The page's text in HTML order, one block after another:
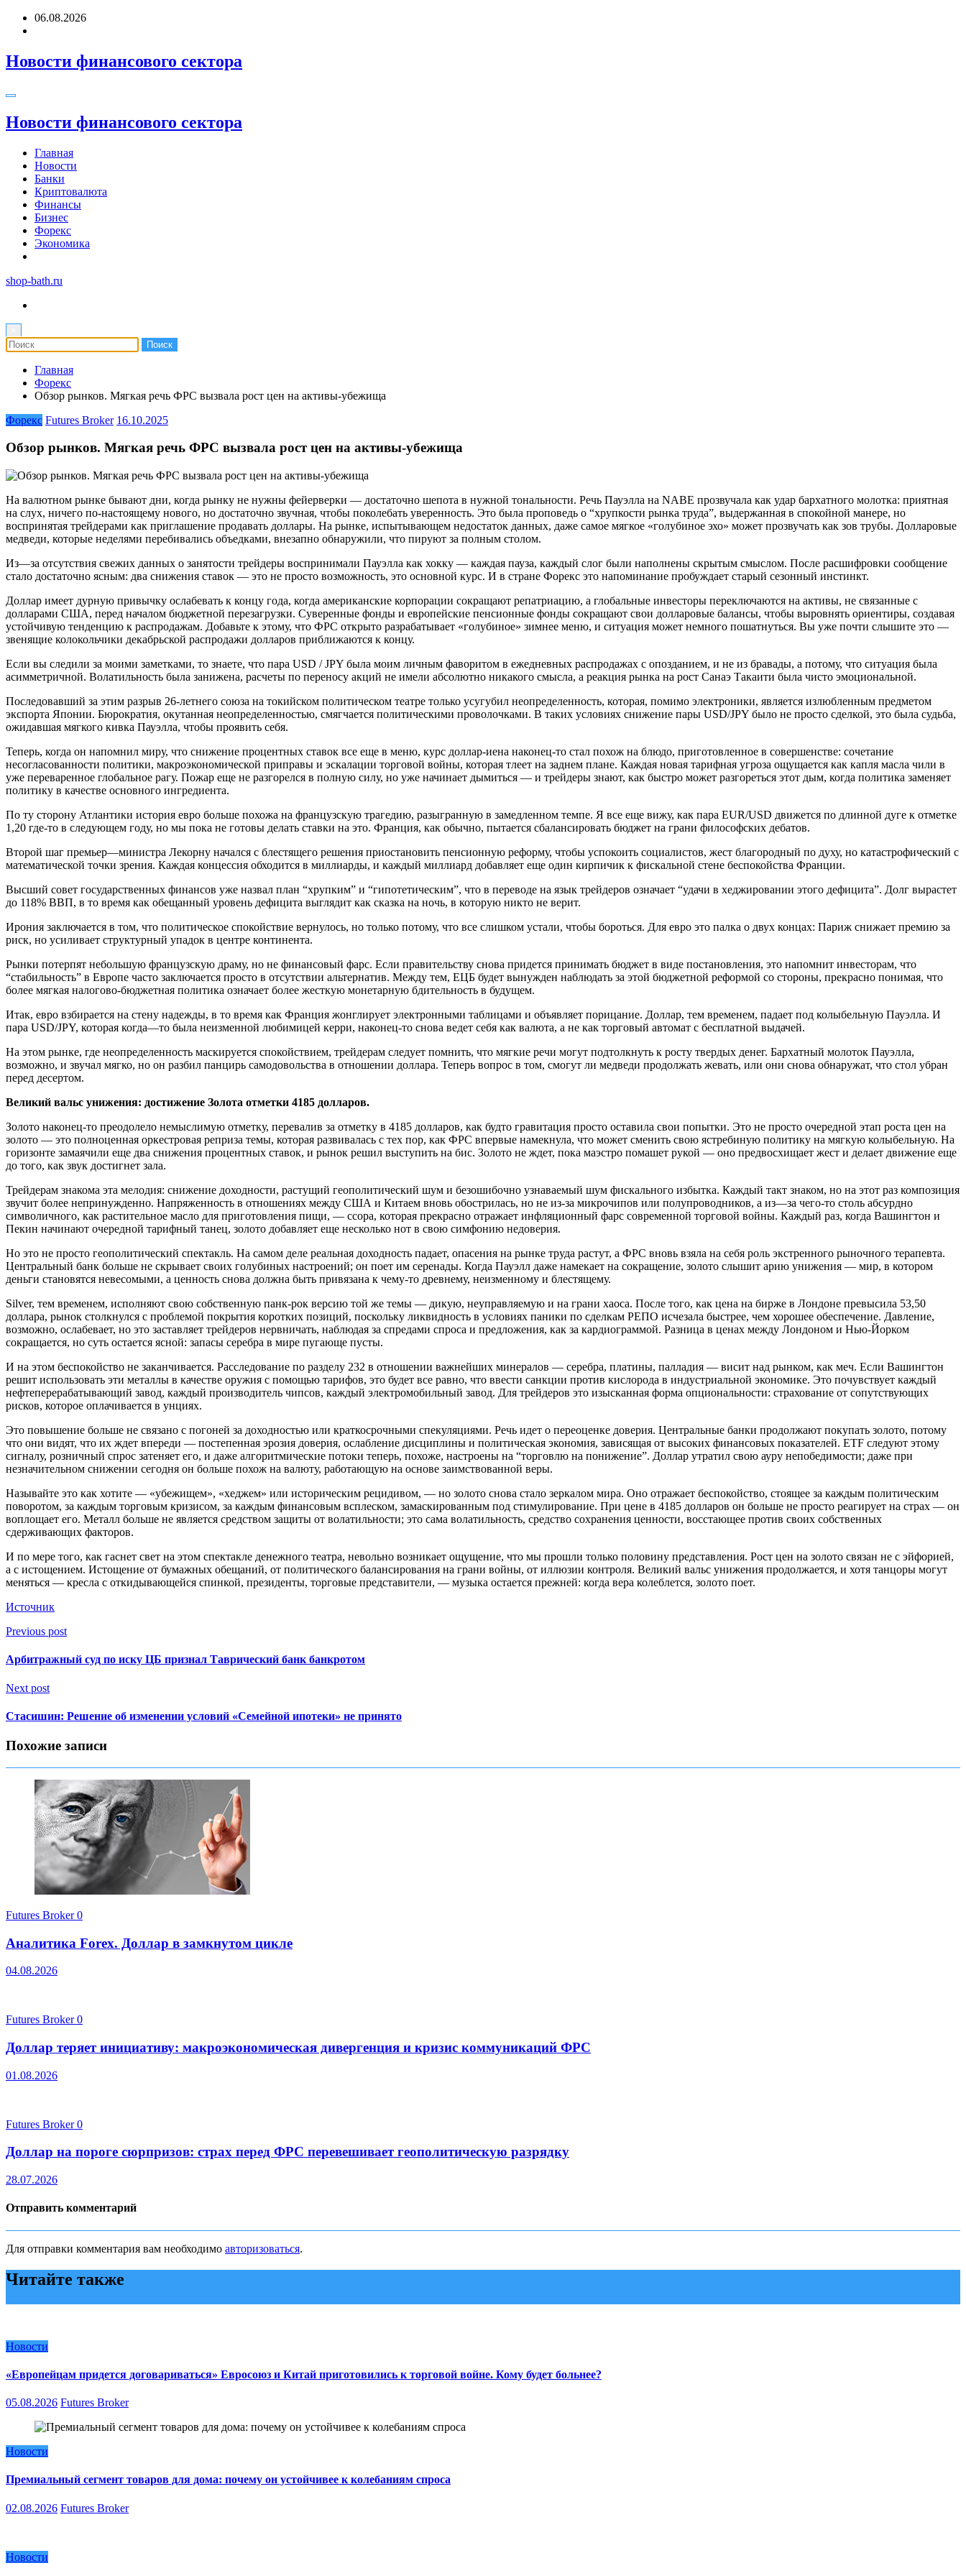
Перейти06.08.2026
Новости финансового сектора
Новости финансового сектора
Главная
Новости
Банки
Криптовалюта
Финансы
Бизнес
Форекс
Экономика
shop-bath.ru
Главная
Форекс
Обзор рынков. Мягкая речь ФРС вызвала рост цен на активы-убежища
Форекс Futures Broker 16.10.2025
Обзор рынков. Мягкая речь ФРС вызвала рост цен на активы-убежища
На валютном рынке бывают дни, когда рынку не нужны фейерверки — достаточно шепота в нужной тональности. Речь Пауэлла на NABE прозвучала как удар бархатного молотка: приятная
на слух, ничего по-настоящему нового, но достаточно звучная, чтобы поколебать уверенность. Это была проповедь о “хрупкости рынка труда”, выдержанная в спокойной манере, но
воспринятая трейдерами как приглашение продавать доллары. На рынке, испытывающем недостаток данных, даже самое мягкое «голубиное эхо» может прозвучать как зов трубы. Долларовые
медведи, которые неделями перебивались объедками, внезапно обнаружили, что пируют за полным столом.
Из—за отсутствия свежих данных о занятости трейдеры воспринимали Пауэлла как хокку — каждая пауза, каждый слог были наполнены скрытым смыслом. После расшифровки сообщение
стало достаточно ясным: два снижения ставок — это не просто возможность, это основной курс. И в стране Форекс это напоминание пробуждает старый сезонный инстинкт.
Доллар имеет дурную привычку ослабевать к концу года, когда американские корпорации сокращают репатриацию, а глобальные инвесторы переключаются на активы, не связанные с
долларами США, перед началом бюджетной перезагрузки. Суверенные фонды и европейские пенсионные фонды сокращают свои долларовые балансы, чтобы выровнять ориентиры, создавая
устойчивую тенденцию к распродажам. Добавьте к этому, что ФРС открыто разрабатывает «голубиное» зимнее меню, и ситуация может немного пошатнуться. Вы уже почти слышите это —
звенящие колокольчики декабрьской распродажи долларов приближаются к концу.
Если вы следили за моими заметками, то знаете, что пара USD / JPY была моим личным фаворитом в ежедневных распродажах с опозданием, и не из бравады, а потому, что ситуация была
асимметричной. Волатильность была занижена, расчеты по переносу акций не имели абсолютно никакого смысла, а реакция рынка на рост Санаэ Такаити была чисто эмоциональной.
Последовавший за этим разрыв 26-летнего союза на токийском политическом театре только усугубил неопределенность, которая, помимо электроники, является излюбленным предметом
экспорта Японии. Бюрократия, окутанная неопределенностью, смягчается политическими проволочками. В таких условиях снижение пары USD/JPY было не просто сделкой, это была судьба,
ожидавшая мягкого кивка Пауэлла, чтобы проявить себя.
Теперь, когда он напомнил миру, что снижение процентных ставок все еще в меню, курс доллар-иена наконец-то стал похож на блюдо, приготовленное в совершенстве: сочетание
несогласованности политики, макроэкономической приправы и эскалации торговой войны, которая тлеет на заднем плане. Каждая новая тарифная угроза ощущается как капля масла чили в
уже переваренное глобальное рагу. Пожар еще не разгорелся в полную силу, но уже начинает дымиться — и трейдеры знают, как быстро может разгореться этот дым, когда политика заменяет
политику в качестве основного ингредиента.
По ту сторону Атлантики история евро больше похожа на французскую трагедию, разыгранную в замедленном темпе. Я все еще вижу, как пара EUR/USD движется по длинной дуге к отметке
1,20 где-то в следующем году, но мы пока не готовы делать ставки на это. Франция, как обычно, пытается сбалансировать бюджет на грани философских дебатов.
Второй шаг премьер—министра Лекорну начался с блестящего решения приостановить пенсионную реформу, чтобы успокоить социалистов, жест благородный по духу, но катастрофический с
математической точки зрения. Каждая концессия обходится в миллиарды, и каждый миллиард добавляет еще один кирпичик к фискальной стене беспокойства Франции.
Высший совет государственных финансов уже назвал план “хрупким” и “гипотетическим”, что в переводе на язык трейдеров означает “удачи в хеджировании этого дефицита”. Долг вырастет
до 118% ВВП, в то время как обещанный уровень дефицита выглядит как сказка на ночь, в которую никто не верит.
Ирония заключается в том, что политическое спокойствие вернулось, но только потому, что все слишком устали, чтобы бороться. Для евро это палка о двух концах: Париж снижает премию за
риск, но усиливает структурный упадок в центре континента.
Рынки потерпят небольшую французскую драму, но не финансовый фарс. Если правительству снова придется принимать бюджет в виде постановления, это напомнит инвесторам, что
“стабильность” в Европе часто заключается просто в отсутствии альтернатив. Между тем, ЕЦБ будет вынужден наблюдать за этой бюджетной реформой со стороны, прекрасно понимая, что
более мягкая налогово-бюджетная политика означает более жесткую монетарную бдительность в будущем.
Итак, евро взбирается на стену надежды, в то время как Франция жонглирует электронными таблицами и объявляет порицание. Доллар, тем временем, падает под колыбельную Пауэлла. И
пара USD/JPY, которая когда—то была неизменной любимицей керри, наконец-то снова ведет себя как валюта, а не как торговый автомат с бесплатной выдачей.
На этом рынке, где неопределенность маскируется спокойствием, трейдерам следует помнить, что мягкие речи могут подтолкнуть к росту твердых денег. Бархатный молоток Пауэлла,
возможно, и звучал мягко, но он разбил панцирь самодовольства в отношении доллара. Теперь вопрос в том, смогут ли медведи продолжать жевать, или они снова обнаружат, что стол убран
перед десертом.
Великий вальс унижения: достижение Золота отметки 4185 долларов.
Золото наконец-то преодолело немыслимую отметку, перевалив за отметку в 4185 долларов, как будто гравитация просто оставила свои попытки. Это не просто очередной этап роста цен на
золото — это полноценная оркестровая реприза темы, которая развивалась с тех пор, как ФРС впервые намекнула, что может сменить свою ястребиную политику на мягкую колыбельную. На
горизонте замаячили еще два снижения процентных ставок, и рынок решил выступить на бис. Золото не ждет, пока маэстро помашет рукой — оно предвосхищает жест и делает движение еще
до того, как звук достигнет зала.
Трейдерам знакома эта мелодия: снижение доходности, растущий геополитический шум и безошибочно узнаваемый шум фискального избытка. Каждый такт знаком, но на этот раз композиция
звучит более непринужденно. Напряженность в отношениях между США и Китаем вновь обострилась, но не из-за микрочипов или полупроводников, а из—за чего-то столь абсурдно
символичного, как растительное масло для приготовления пищи, — ссора, которая прекрасно отражает инфляционный фарс современной торговой войны. Каждый раз, когда Вашингтон и
Пекин начинают очередной тарифный танец, золото добавляет еще несколько нот в свою симфонию недоверия.
Но это не просто геополитический спектакль. На самом деле реальная доходность падает, опасения на рынке труда растут, а ФРС вновь взяла на себя роль экстренного рыночного терапевта.
Центральный банк больше не скрывает своих голубиных настроений; он поет им серенады. Когда Пауэлл даже намекает на сокращение, золото слышит арию унижения — мир, в котором
деньги становятся невесомыми, а ценность снова должна быть привязана к чему-то древнему, неизменному и блестящему.
Silver, тем временем, исполняют свою собственную панк-рок версию той же темы — дикую, неуправляемую и на грани хаоса. После того, как цена на бирже в Лондоне превысила 53,50
доллара, рынок столкнулся с проблемой покрытия коротких позиций, поскольку ликвидность в условиях паники по сделкам РЕПО исчезала быстрее, чем хорошее обеспечение. Давление,
возможно, ослабевает, но это заставляет трейдеров нервничать, наблюдая за спредами спроса и предложения, как за кардиограммой. Разница в ценах между Лондоном и Нью-Йорком
сокращается, но суть остается ясной: запасы серебра в мире пугающе пусты.
И на этом беспокойство не заканчивается. Расследование по разделу 232 в отношении важнейших минералов — серебра, платины, палладия — висит над рынком, как меч. Если Вашингтон
решит использовать эти металлы в качестве оружия с помощью тарифов, это будет все равно, что ввести санкции против кислорода в индустриальной экономике. Это почувствует каждый
нефтеперерабатывающий завод, каждый производитель чипсов, каждый электромобильный завод. Для трейдеров это изысканная форма опциональности: страхование от сопутствующих
рисков, которое оплачивается в унциях.
Это повышение больше не связано с погоней за доходностью или краткосрочными спекуляциями. Речь идет о переоценке доверия. Центральные банки продолжают покупать золото, потому
что они видят, что их ждет впереди — постепенная эрозия доверия, ослабление дисциплины и политическая экономия, зависящая от высоких финансовых показателей. ETF следуют этому
сигналу, розничный спрос затеняет его, и даже алгоритмические потоки теперь, похоже, настроены на “торговлю на понижение”. Доллар утратил свою ауру непобедимости; даже при
незначительном снижении сегодня он больше похож на валюту, работающую на основе заимствованной веры.
Называйте это как хотите — «убежищем», «хеджем» или историческим рецидивом, — но золото снова стало зеркалом мира. Оно отражает беспокойство, стоящее за каждым политическим
поворотом, за каждым торговым кризисом, за каждым финансовым всплеском, замаскированным под стимулирование. При цене в 4185 долларов он больше не просто реагирует на страх — он
воплощает его. Металл больше не является средством защиты от волатильности; это сама волатильность, средство сохранения ценности, восстающее против своих собственных
сдерживающих факторов.
И по мере того, как гаснет свет на этом спектакле денежного театра, невольно возникает ощущение, что мы прошли только половину представления. Рост цен на золото связан не с эйфорией,
а с истощением. Истощение от бумажных обещаний, от политического балансирования на грани войны, от иллюзии контроля. Великий вальс унижения продолжается, и хотя танцоры могут
меняться — кресла с откидывающейся спинкой, президенты, торговые представители, — музыка остается прежней: когда вера колеблется, золото поет.
Источник
Previous post
Арбитражный суд по иску ЦБ признал Таврический банк банкротом
Next post
Стасишин: Решение об изменении условий «Семейной ипотеки» не принято
Похожие записи
Futures Broker0
Аналитика Forex. Доллар в замкнутом цикле
04.08.2026
Futures Broker0
Доллар теряет инициативу: макроэкономическая дивергенция и кризис коммуникаций ФРС
01.08.2026
Futures Broker0
Доллар на пороге сюрпризов: страх перед ФРС перевешивает геополитическую разрядку
28.07.2026
Отправить комментарий
Для отправки комментария вам необходимо авторизоваться.
Читайте также
Новости
«Европейцам придется договариваться» Евросоюз и Китай приготовились к торговой войне. Кому будет больнее?
05.08.2026 Futures Broker
Новости
Премиальный сегмент товаров для дома: почему он устойчивее к колебаниям спроса
02.08.2026 Futures Broker
Новости